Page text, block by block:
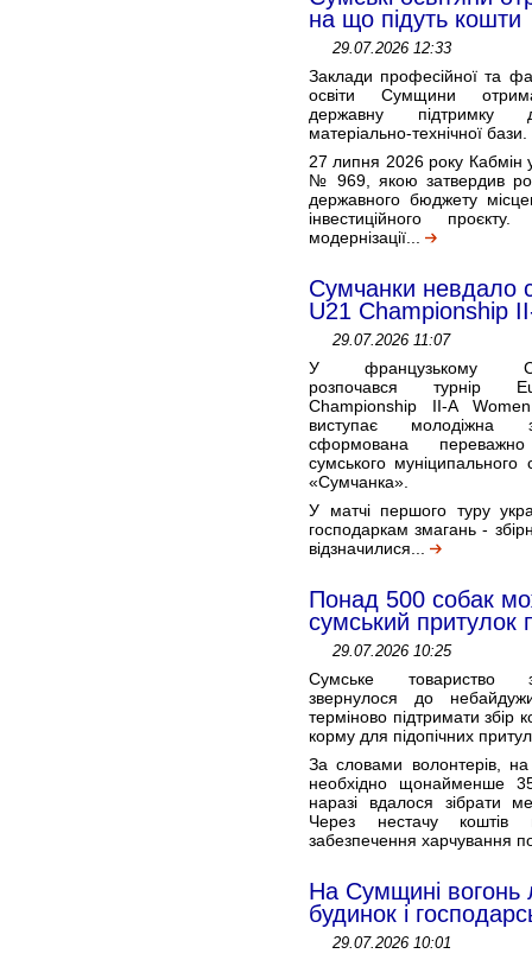
на що підуть кошти
29.07.2026 12:33
Заклади професійної та
освіти Сумщини
державну підтримку
матеріально-технічної бази.
27 липня 2026 року Кабмін
№ 969, якою затвердив
державного бюджету
інвестиційного
модернізації...
Сумчанки невдало
U21 Championship
29.07.2026 11:07
У французькому
розпочався турнір
Championship II-A
виступає молодіжна
сформована
сумського муніципального
«Сумчанка».
У матчі першого туру
господаркам змагань -
відзначилися...
Понад 500 собак
сумський притулок
29.07.2026 10:25
Сумське товариство
звернулося до
терміново підтримати збір
корму для підопічних
За словами волонтерів,
необхідно щонайменше
наразі вдалося зібрати
Через нестачу коштів
забезпечення харчування
На Сумщині
будинок і
29.07.2026 10:01